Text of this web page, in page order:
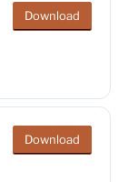
Download
Download